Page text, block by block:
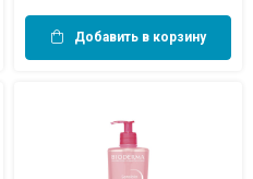
Добавить в корзину